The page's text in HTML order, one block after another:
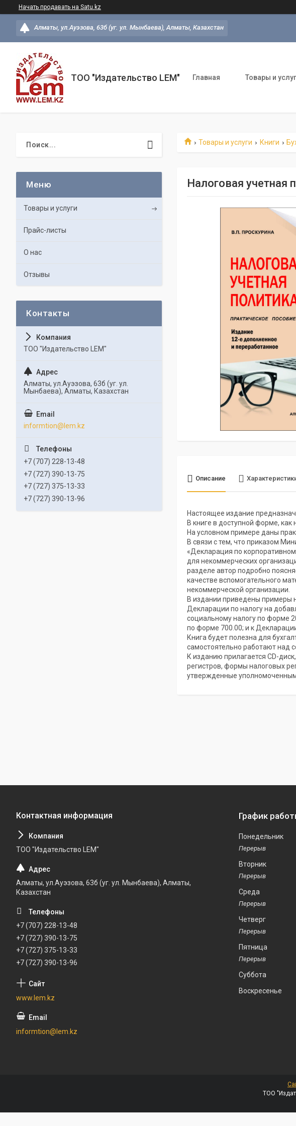
Начать продавать на Satu.kz
Алматы, ул.Ауэзова, 63б (уг. ул. Мынбаева), Алматы, Казахстан
ТОО "Издательство LEM" Главная Товары и
Товары и услуги Книги
Налоговая учетная
Описание
Настоящее издание
В книге в доступной форме,
На условном примере даны
В связи с тем, что приказом
«Декларация по
для некоммерческих
разделе автор подробно
качестве вспомогательного
некоммерческой организации.
В издании приведены примеры
Декларации по налогу на
социальному налогу по форме
по форме 700.00; и к
Книга будет полезна для
самостоятельно работают над
К изданию прилагается CD-
регистров, формы налоговых
утвержденные уполномоченным
Товары и услуги
Прайс-листы
О нас
Отзывы
ТОО "Издательство LEM"
Алматы, ул.Ауэзова, 63б (уг. ул.
Мынбаева), Алматы, Казахстан
informtion@lem.kz
+7 (707) 228-13-48
+7 (727) 390-13-75
+7 (727) 375-13-33
+7 (727) 390-13-96
ТОО "Издательство LEM"
Алматы, ул.Ауэзова, 63б (уг. ул. Мынбаева), Алматы,
Казахстан
+7 (707) 228-13-48
+7 (727) 390-13-75
+7 (727) 375-13-33
+7 (727) 390-13-96
www.lem.kz
informtion@lem.kz
График
Понедельник
Вторник
Среда
Четверг
Пятница
Суббота
Воскресенье
ТОО